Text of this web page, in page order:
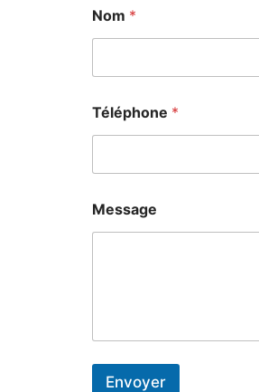
Nom *
Téléphone *
Message
Envoyer